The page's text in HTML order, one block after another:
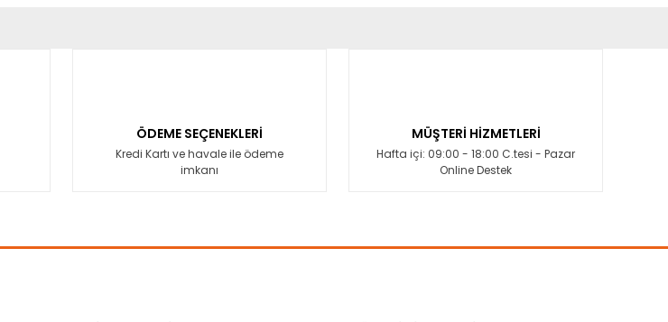
ÖDEME SEÇENEKLERİ
Kredi Kartı ve havale ile ödeme
imkanı
MÜŞTERİ HİZMETLERİ
Hafta içi: 09:00 - 18:00 C.tesi - Pazar
Online Destek